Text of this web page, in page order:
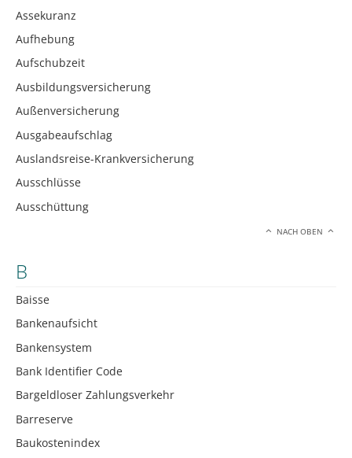
Assekuranz
Aufhebung
Aufschubzeit
Ausbildungsversicherung
Außenversicherung
Ausgabeaufschlag
Auslandsreise-Krankversicherung
Ausschlüsse
Ausschüttung
NACH OBEN
B
Baisse
Bankenaufsicht
Bankensystem
Bank Identifier Code
Bargeldloser Zahlungsverkehr
Barreserve
Baukostenindex